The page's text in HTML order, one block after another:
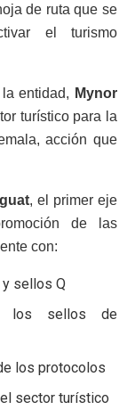
de ruta que se
el turismo
entidad, Mynor
turístico para la
acción que
, el primer eje
de las
con:
sellos Q
los sellos de
los protocolos
sector turístico